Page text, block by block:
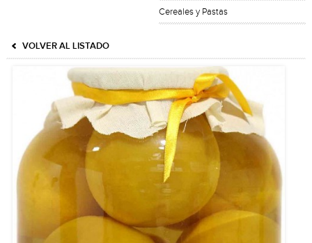
Cereales y Pastas
VOLVER AL LISTADO